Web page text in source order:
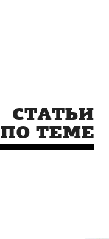
СТАТЬИ
ПО ТЕМЕ